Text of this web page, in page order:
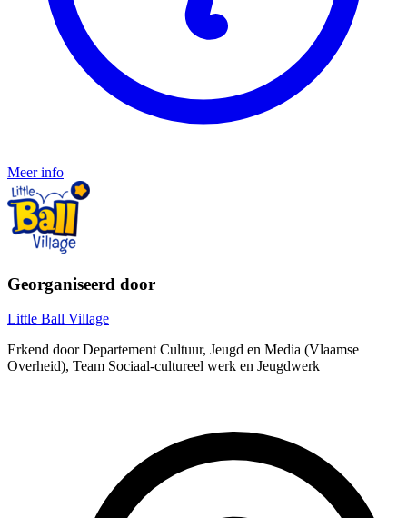
Meer info
Georganiseerd door
Little Ball Village
Erkend door Departement Cultuur, Jeugd en Media (Vlaamse
Overheid), Team Sociaal-cultureel werk en Jeugdwerk